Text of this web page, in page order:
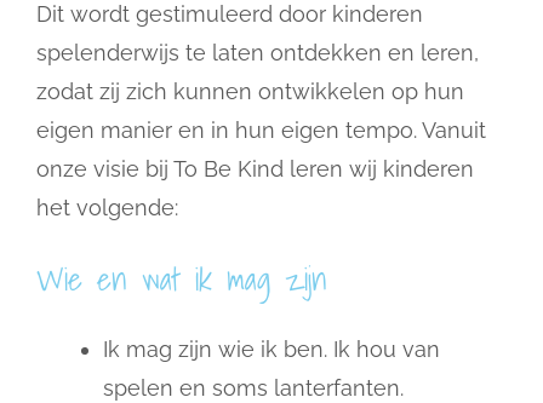
Dit wordt gestimuleerd door kinderen
spelenderwijs te laten ontdekken en leren,
zodat zij zich kunnen ontwikkelen op hun
eigen manier en in hun eigen tempo. Vanuit
onze visie bij To Be Kind leren wij kinderen
het volgende:
Wie en wat ik mag zijn
Ik mag zijn wie ik ben. Ik hou van
spelen en soms lanterfanten.